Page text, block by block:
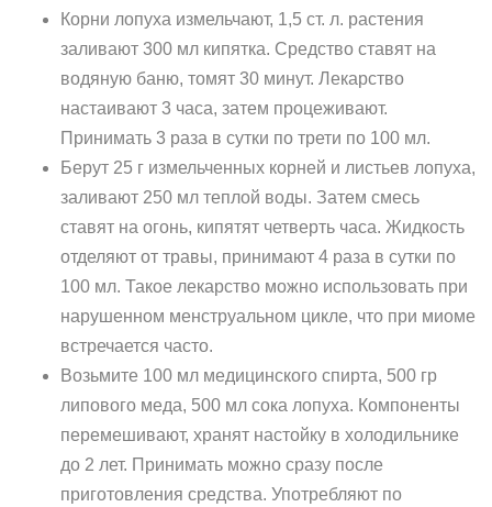
Корни лопуха измельчают, 1,5 ст. л. растения
заливают 300 мл кипятка. Средство ставят на
водяную баню, томят 30 минут. Лекарство
настаивают 3 часа, затем процеживают.
Принимать 3 раза в сутки по трети по 100 мл.
Берут 25 г измельченных корней и листьев лопуха,
заливают 250 мл теплой воды. Затем смесь
ставят на огонь, кипятят четверть часа. Жидкость
отделяют от травы, принимают 4 раза в сутки по
100 мл. Такое лекарство можно использовать при
нарушенном менструальном цикле, что при миоме
встречается часто.
Возьмите 100 мл медицинского спирта, 500 гр
липового меда, 500 мл сока лопуха. Компоненты
перемешивают, хранят настойку в холодильнике
до 2 лет. Принимать можно сразу после
приготовления средства. Употребляют по